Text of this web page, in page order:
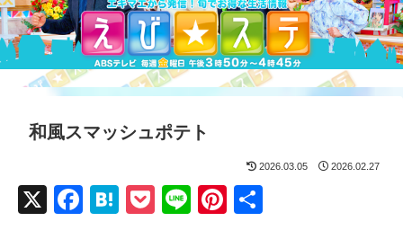
和風スマッシュポテト
2026.03.05 2026.02.27
X
F
H
P
Li
Pi